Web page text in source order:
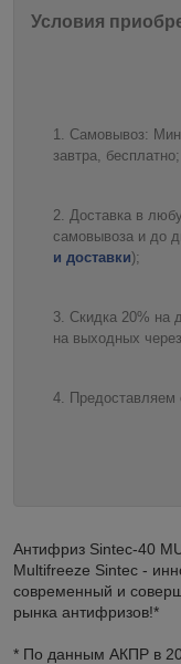
Условия
Самовывоз:
завтра, бесплатно;
Доставка в
самовывоза и до
и доставки);
Скидка 20% на
на выходных
Предоставляем
Антифриз Sintec-40
Multifreeze Sintec -
современный и
рынка антифризов!*
* По данным АКПР в